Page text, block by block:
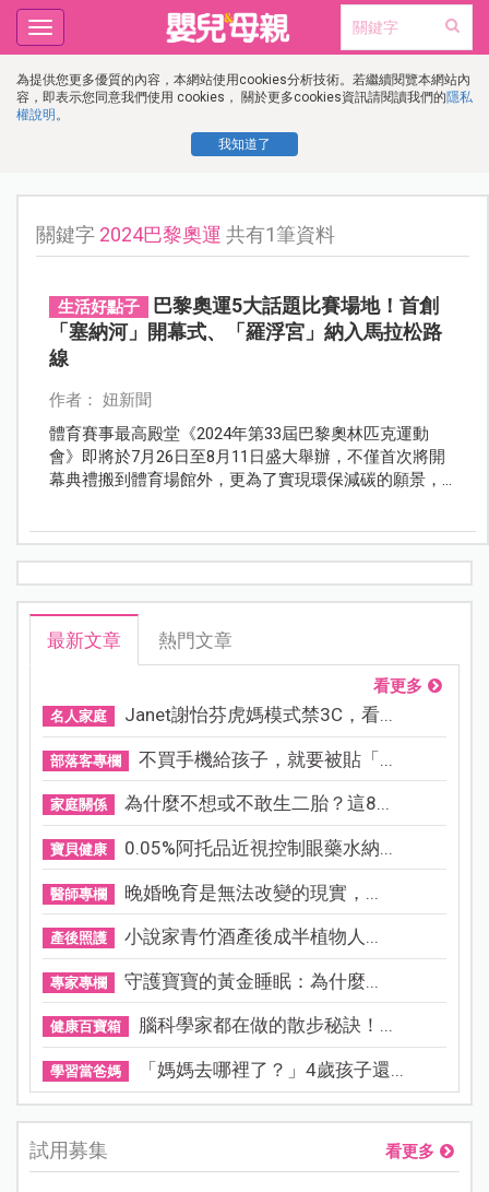
為提供您更多優質的內容，本網站使用cookies分析技術。若繼續閱覽本網站內
容，即表示您同意我們使用 cookies， 關於更多cookies資訊請閱讀我們的隱私
權說明 。
我知道了
Toggle
navigation
關鍵字 2024巴黎奧運 共有1筆資料
生活好點子
巴黎奧運5大話題比賽場地！首創
「塞納河」開幕式、「羅浮宮」納入馬拉松路
線
作者： 妞新聞
體育賽事最高殿堂《2024年第33屆巴黎奧林匹克運動
會》即將於7月26日至8月11日盛大舉辦，不僅首次將開
幕典禮搬到體育場館外，更為了實現環保減碳的願景，
「2024巴黎奧運5大話題比賽場地」！
最新文章 熱門文章
看更多
名人家庭 Janet謝怡芬虎媽模式禁3C，看...
部落客專欄 不買手機給孩子，就要被貼「...
家庭關係 為什麼不想或不敢生二胎？這8...
寶貝健康 0.05%阿托品近視控制眼藥水納...
醫師專欄 晚婚晚育是無法改變的現實，...
產後照護 小說家青竹酒產後成半植物人...
專家專欄 守護寶寶的黃金睡眠：為什麼...
健康百寶箱 腦科學家都在做的散步秘訣！...
學習當爸媽 「媽媽去哪裡了？」4歲孩子還...
試用募集 看更多